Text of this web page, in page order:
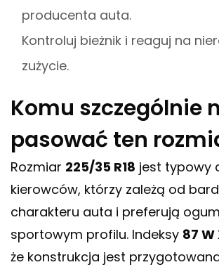
producenta auta.
Kontroluj bieżnik i reaguj na
zużycie.
Komu szczególnie
pasować ten
Rozmiar 225/35 R18 jest typowy
kierowców, którzy zależą od
charakteru auta i preferują
sportowym profilu. Indeksy 87 W
że konstrukcja jest